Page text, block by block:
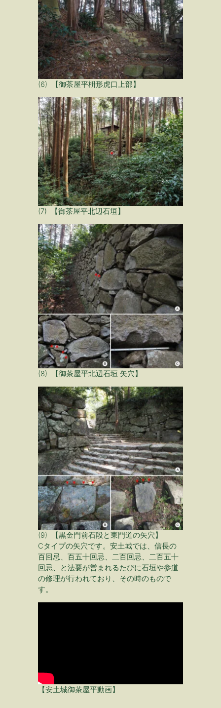
(6) 【御茶屋平枡形虎口上部】
(7) 【御茶屋平北辺石垣】
(8) 【御茶屋平北辺石垣 矢穴】
(9) 【黒金門前石段と東門道の矢穴】
Cタイプの矢穴です。安土城では、信長の
百回忌、百五十回忌、二百回忌、二百五十
回忌、と法要が営まれるたびに石垣や参道
の修理が行われており、その時のもので
す。
【安土城御茶屋平動画】